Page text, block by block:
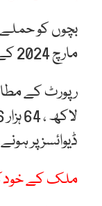
بچوں کو حملے
مارچ 2024 کے دوران 1.3 ملین حملوں کی نشاندی کی گئی۔
ڈیوائسز پر
ملک کے